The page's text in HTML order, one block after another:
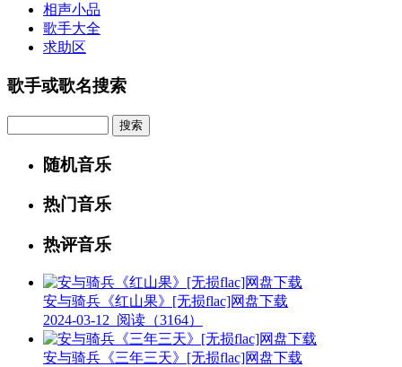
相声小品
歌手大全
求助区
歌手或歌名搜索
随机音乐
热门音乐
热评音乐
安与骑兵《红山果》[无损flac]网盘下载
2024-03-12 阅读（3164）
安与骑兵《三年三天》[无损flac]网盘下载